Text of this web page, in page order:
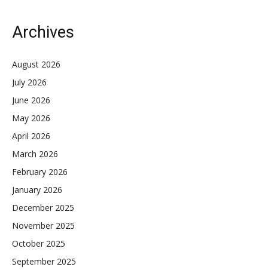
Archives
August 2026
July 2026
June 2026
May 2026
April 2026
March 2026
February 2026
January 2026
December 2025
November 2025
October 2025
September 2025